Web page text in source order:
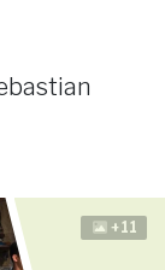
+11